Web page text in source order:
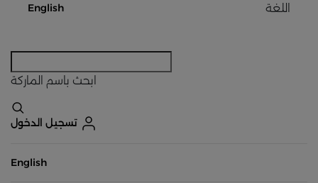
اللغة English
ابحث باسم الماركة
تسجيل الدخول
English